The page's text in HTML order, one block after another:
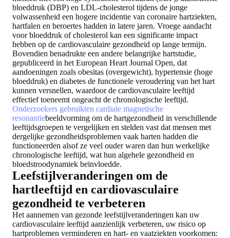
bloeddruk (DBP) en LDL-cholesterol tijdens de jonge
volwassenheid een hogere incidentie van coronaire hartziekten,
hartfalen en beroertes hadden in latere jaren. Vroege aandacht
voor bloeddruk of cholesterol kan een significante impact
hebben op de cardiovasculaire gezondheid op lange termijn.
Bovendien benadrukte een andere belangrijke hartstudie,
gepubliceerd in het European Heart Journal Open, dat
aandoeningen zoals obesitas (overgewicht), hypertensie (hoge
bloeddruk) en diabetes de functionele veroudering van het hart
kunnen versnellen, waardoor de cardiovasculaire leeftijd
effectief toeneemt ongeacht de chronologische leeftijd.
Onderzoekers gebruikten cardiale magnetische
resonantiebeeldvorming om de hartgezondheid in verschillende
leeftijdsgroepen te vergelijken en stelden vast dat mensen met
dergelijke gezondheidsproblemen vaak harten hadden die
functioneerden alsof ze veel ouder waren dan hun werkelijke
chronologische leeftijd, wat hun algehele gezondheid en
bloedstroodynamiek beïnvloedde.
Leefstijlveranderingen om de
hartleeftijd en cardiovasculaire
gezondheid te verbeteren
Het aannemen van gezonde leefstijlveranderingen kan uw
cardiovasculaire leeftijd aanzienlijk verbeteren, uw risico op
hartproblemen verminderen en hart- en vaatziekten voorkomen: